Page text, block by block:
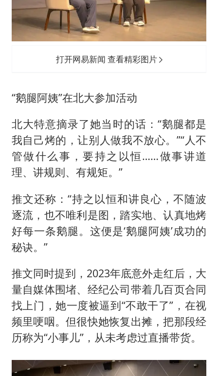
打开网易新闻 查看精彩图片
“鹅腿阿姨”在北大参加活动
北大特意摘录了她当时的话：“鹅腿都是
我自己烤的，让别人做我不放心。”“人不
管做什么事，要持之以恒……做事讲道
理、讲规则、有规矩。”
推文还称：“持之以恒和讲良心，不随波
逐流，也不唯利是图，踏实地、认真地烤
好每一条鹅腿。这便是‘鹅腿阿姨’成功的
秘诀。”
推文同时提到，2023年底意外走红后，大
量自媒体围堵、经纪公司带着几百页合同
找上门，她一度被逼到“不敢干了”，在视
频里哽咽。但很快她恢复出摊，把那段经
历称为“小事儿”，从未考虑过直播带货。